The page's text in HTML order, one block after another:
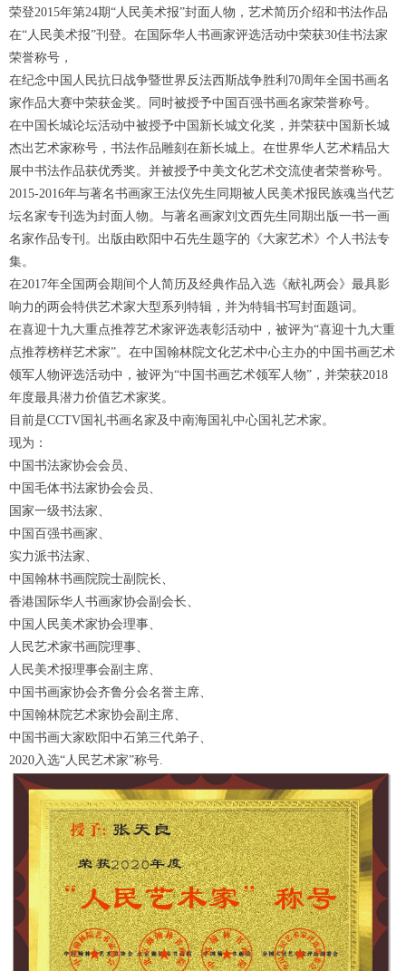
荣登2015年第24期“人民美术报”封面人物，艺术简历介绍和书法作品
在“人民美术报”刊登。在国际华人书画家评选活动中荣获30佳书法家
荣誉称号，
在纪念中国人民抗日战争暨世界反法西斯战争胜利70周年全国书画名
家作品大赛中荣获金奖。同时被授予中国百强书画名家荣誉称号。
在中国长城论坛活动中被授予中国新长城文化奖，并荣获中国新长城
杰出艺术家称号，书法作品雕刻在新长城上。在世界华人艺术精品大
展中书法作品获优秀奖。并被授予中美文化艺术交流使者荣誉称号。
2015-2016年与著名书画家王法仪先生同期被人民美术报民族魂当代艺
坛名家专刊选为封面人物。与著名画家刘文西先生同期出版一书一画
名家作品专刊。出版由欧阳中石先生题字的《大家艺术》个人书法专
集。
在2017年全国两会期间个人简历及经典作品入选《献礼两会》最具影
响力的两会特供艺术家大型系列特辑，并为特辑书写封面题词。
在喜迎十九大重点推荐艺术家评选表彰活动中，被评为“喜迎十九大重
点推荐榜样艺术家”。在中国翰林院文化艺术中心主办的中国书画艺术
领军人物评选活动中，被评为“中国书画艺术领军人物”，并荣获2018
年度最具潜力价值艺术家奖。
目前是CCTV国礼书画名家及中南海国礼中心国礼艺术家。
现为：
中国书法家协会会员、
中国毛体书法家协会会员、
国家一级书法家、
中国百强书画家、
实力派书法家、
中国翰林书画院院士副院长、
香港国际华人书画家协会副会长、
中国人民美术家协会理事、
人民艺术家书画院理事、
人民美术报理事会副主席、
中国书画家协会齐鲁分会名誉主席、
中国翰林院艺术家协会副主席、
中国书画大家欧阳中石第三代弟子、
2020入选“人民艺术家”称号.